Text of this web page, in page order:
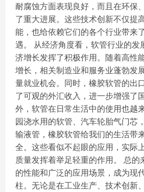
耐腐蚀方面表现良好，而且在环保
了重大进展。这些技术创新不仅提
能，也给依赖它们的各个行业带来
遇。 从经济角度看，软管行业的发
济增长发挥了积极作用。随着高性
增长，相关制造业和服务业蓬勃发
量就业机会。同时，橡胶软管的出
了可观的外汇收入，进一步增强了
外，软管在日常生活中的使用也越
园浇水用的软管、汽车轮胎气门芯
输液管，橡胶软管给我们的生活带
全。这些看似不起眼的应用，实际
质量发挥着举足轻重的作用。 总的
的性能和广泛的应用场景，成为现
柱。无论是在工业生产、技术创新